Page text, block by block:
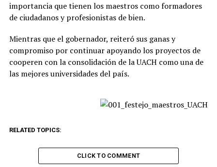
importancia que tienen los maestros como formadores
de ciudadanos y profesionistas de bien.
Mientras que el gobernador, reiteró sus ganas y
compromiso por continuar apoyando los proyectos de
cooperen con la consolidación de la UACH como una de
las mejores universidades del país.
RELATED TOPICS:
CLICK TO COMMENT